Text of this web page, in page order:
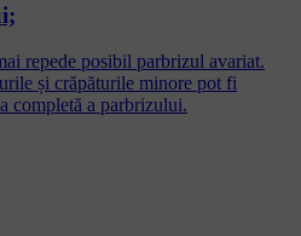
repede posibil parbrizul avariat.
și crăpăturile minore pot fi
completă a parbrizului.